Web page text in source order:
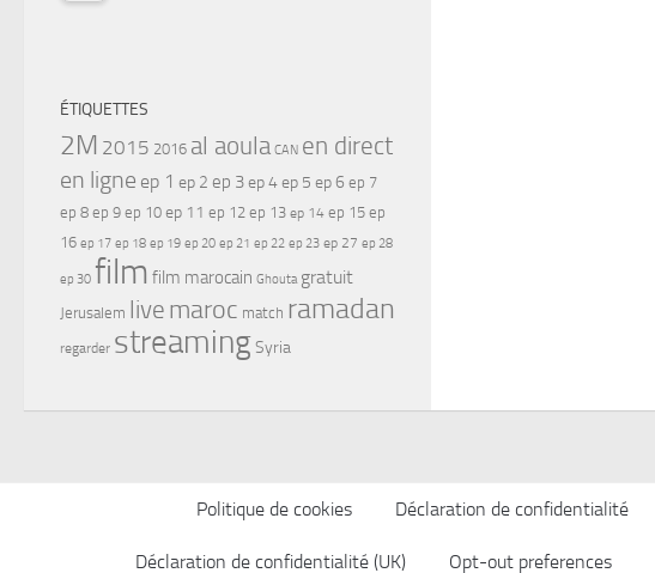
ÉTIQUETTES
2M 2015 2016 al aoula CAN en direct
en ligne ep 1 ep 2 ep 3ep 4ep 5 ep 6 ep 7
ep 8 ep 9 ep 10 ep 11 ep 12 ep 13 ep 14 ep 15 ep
16 ep 17 ep 18 ep 19 ep 20 ep 21 ep 22 ep 23 ep 27 ep 28
ep 30 film film marocain Ghouta gratuit
Jerusalem live maroc match ramadan
regarder streamingSyria
Politique de cookies Déclaration de confidentialité
Déclaration de confidentialité (UK) Opt-out preferences